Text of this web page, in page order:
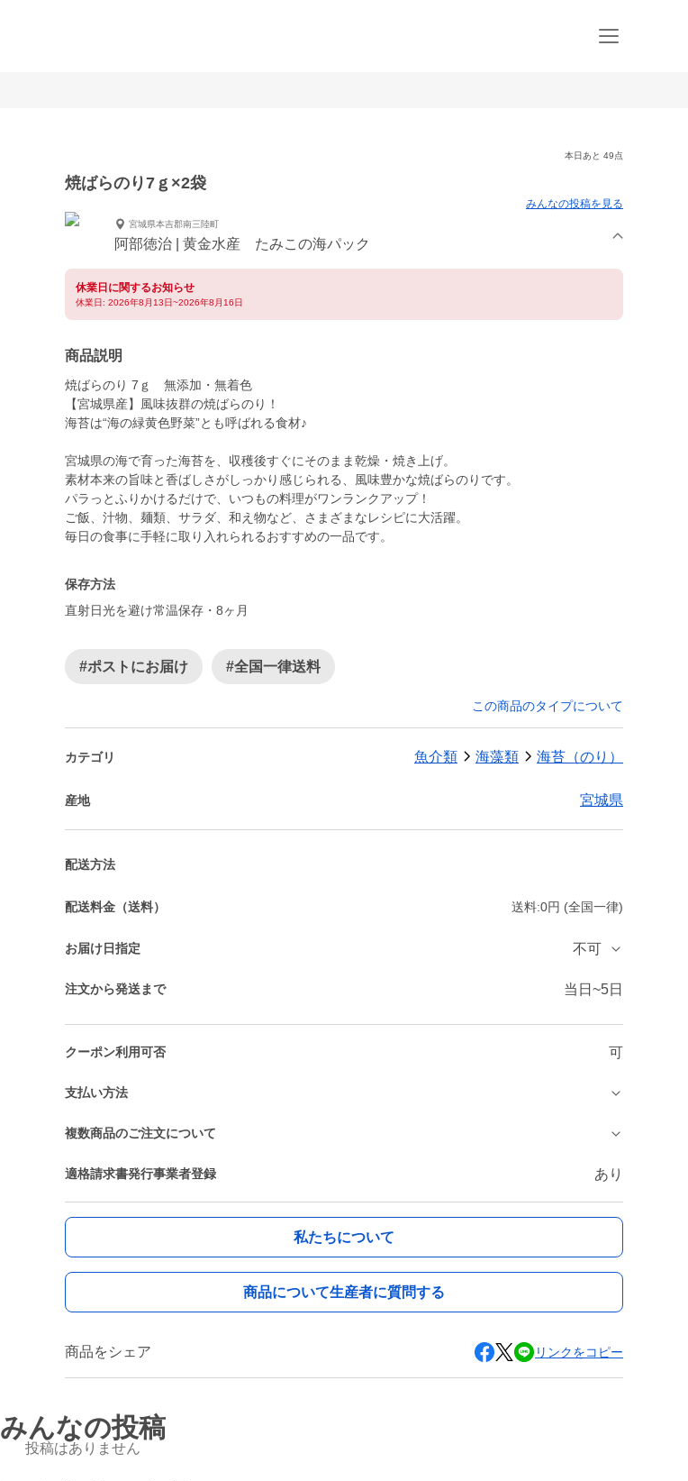
本日あと 49点
焼ばらのり7ｇ×2袋
みんなの投稿を見る
宮城県本吉郡南三陸町
阿部徳治 | 黄金水産 たみこの海パック
休業日に関するお知らせ
休業日: 2026年8月13日~2026年8月16日
商品説明
焼ばらのり 7ｇ 無添加・無着色
【宮城県産】風味抜群の焼ばらのり！
海苔は“海の緑黄色野菜”とも呼ばれる食材♪
宮城県の海で育った海苔を、収穫後すぐにそのまま乾燥・焼き上げ。
素材本来の旨味と香ばしさがしっかり感じられる、風味豊かな焼ばらのりです。
パラっとふりかけるだけで、いつもの料理がワンランクアップ！
ご飯、汁物、麺類、サラダ、和え物など、さまざまなレシピに大活躍。
保存方法
直射日光を避け常温保存・8ヶ月
#ポストにお届け #全国一律送料
この商品のタイプについて
カテゴリ 魚介類 海藻類 海苔（のり）
産地 宮城県
配送方法
配送料金（送料） 送料:0円 (全国一律)
お届け日指定 不可
注文から発送まで 当日~5日
クーポン利用可否 可
支払い方法
複数商品のご注文について
適格請求書発行事業者登録 あり
私たちについて
商品について生産者に質問する
商品をシェア リンクをコピー
みんなの投稿
投稿はありません